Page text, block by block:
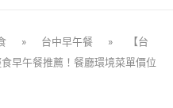
» 台中早午餐 »
【台
早午餐推薦！餐廳環境菜單價位